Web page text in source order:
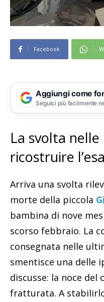
Facebook
Aggiungi come
Seguici più facilmente
La svolta
ricostruire
Arriva una svolta
morte della piccola
bambina di nove
scorso febbraio. La
consegnata nelle
smentisce una delle
discusse: la noce del
fratturata. A